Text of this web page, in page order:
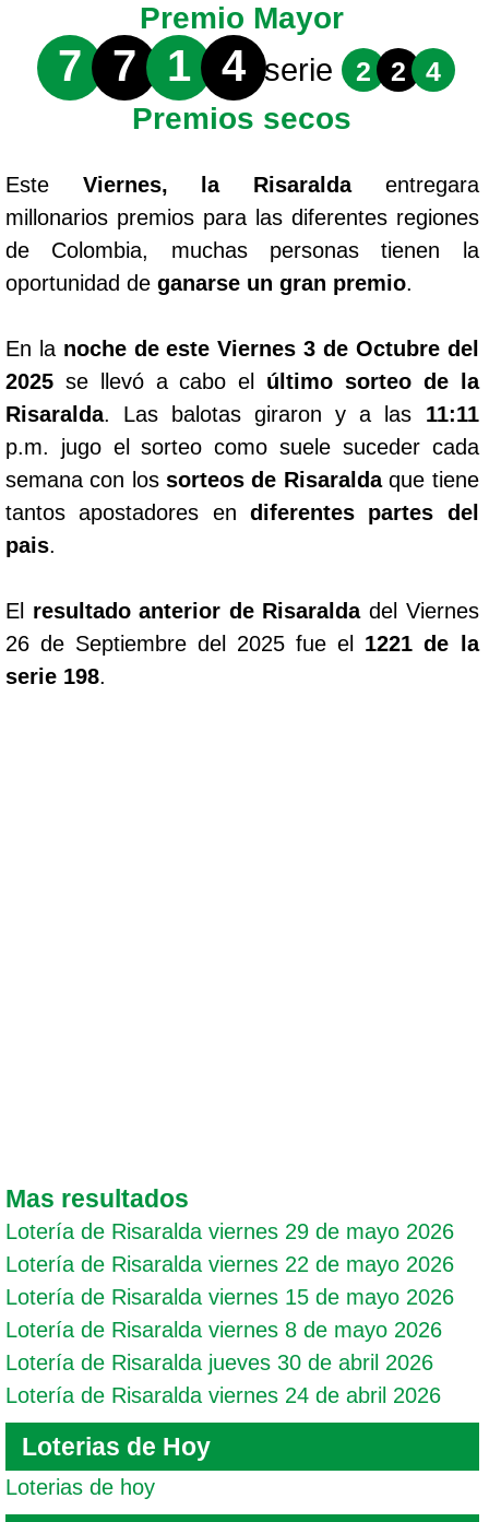
Premio Mayor
7 7 1 4 serie 2 2 4
Premios secos
Este Viernes, la Risaralda entregara
millonarios premios para las diferentes regiones
de Colombia, muchas personas tienen la
oportunidad de ganarse un gran premio.
En la noche de este Viernes 3 de Octubre del
2025 se llevó a cabo el último sorteo de la
Risaralda. Las balotas giraron y a las 11:11
p.m. jugo el sorteo como suele suceder cada
semana con lossorteos de Risaraldaque tiene
tantos apostadores en diferentes partes del
pais.
El resultado anterior de Risaraldadel Viernes
26 de Septiembre del 2025 fue el 1221 de la
serie 198.
Mas resultados
Lotería de Risaralda viernes 29 de mayo 2026
Lotería de Risaralda viernes 22 de mayo 2026
Lotería de Risaralda viernes 15 de mayo 2026
Lotería de Risaralda viernes 8 de mayo 2026
Lotería de Risaralda jueves 30 de abril 2026
Lotería de Risaralda viernes 24 de abril 2026
Loterias de Hoy
Loterias de hoy